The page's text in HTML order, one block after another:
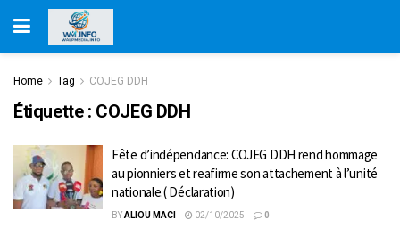
Home Tag COJEG DDH
Étiquette : COJEG DDH
Fête d’indépendance: COJEG DDH rend hommage
au pionniers et reafirme son attachement à l’unité
nationale.( Déclaration)
BYALIOU MACI 02/10/2025 0